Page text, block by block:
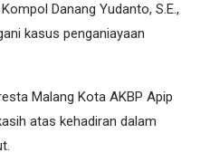
Danang Yudanto, S.E.,
kasus penganiayaan
Malang Kota AKBP Apip
atas kehadiran dalam